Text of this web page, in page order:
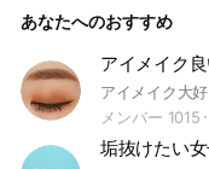
あなたへのおすすめ
アイメイク
メンバー 1015